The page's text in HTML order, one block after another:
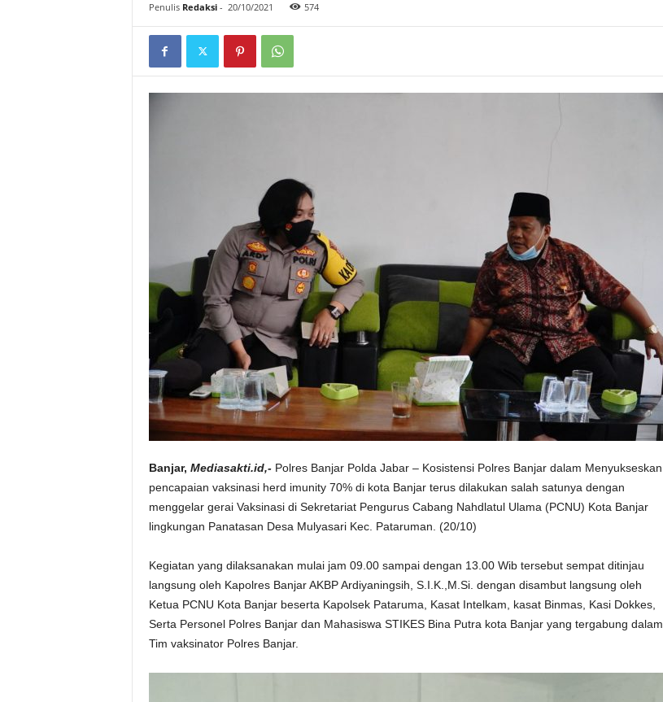
Penulis Redaksi- 20/10/2021 574
Banjar, Mediasakti.id,- Polres Banjar Polda Jabar – Kosistensi Polres Banjar dalam Menyukseskan
pencapaian vaksinasi herd imunity 70% di kota Banjar terus dilakukan salah satunya dengan
menggelar gerai Vaksinasi di Sekretariat Pengurus Cabang Nahdlatul Ulama (PCNU) Kota Banjar
lingkungan Panatasan Desa Mulyasari Kec. Pataruman. (20/10)
Kegiatan yang dilaksanakan mulai jam 09.00 sampai dengan 13.00 Wib tersebut sempat ditinjau
langsung oleh Kapolres Banjar AKBP Ardiyaningsih, S.I.K.,M.Si. dengan disambut langsung oleh
Ketua PCNU Kota Banjar beserta Kapolsek Pataruma, Kasat Intelkam, kasat Binmas, Kasi Dokkes,
Serta Personel Polres Banjar dan Mahasiswa STIKES Bina Putra kota Banjar yang tergabung dalam
Tim vaksinator Polres Banjar.